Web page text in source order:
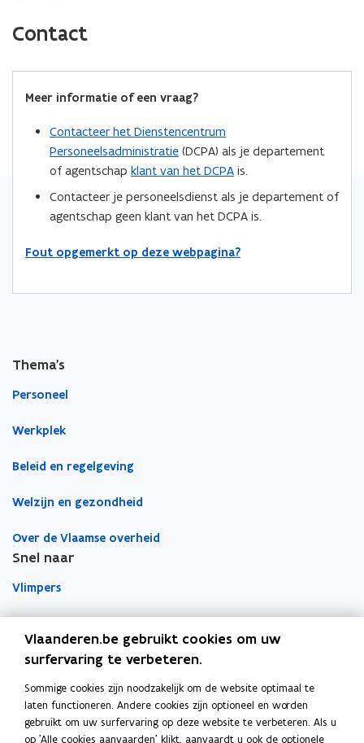
c
e
i
w
e
s
e
k
i
o
p
n
i
e
s
e
i
r
i
n
k
n
a
r
l
Contact
Meer informatie of een vraag?
Contacteer het Dienstencentrum
Personeelsadministratie (DCPA) als je departement
of agentschap klant van het DCPA is.
Contacteer je personeelsdienst als je departement of
agentschap geen klant van het DCPA is.
Fout opgemerkt op deze webpagina?
Thema's
Personeel
Werkplek
Beleid en regelgeving
Welzijn en gezondheid
Over de Vlaamse overheid
Snel naar
Vlimpers
Orafin
Dit is een website van
Agentschap Overheidspersoneel
Vlaanderen.be gebruikt cookies om uw
surfervaring te verbeteren.
Sommige cookies zijn noodzakelijk om de website optimaal te
laten functioneren. Andere cookies zijn optioneel en worden
gebruikt om uw surfervaring op deze website te verbeteren. Als u
op 'Alle cookies aanvaarden' klikt, aanvaardt u ook de optionele